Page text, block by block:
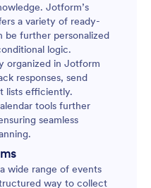
Jotform’s
a variety of ready-
be further personalized
logic.
organized in Jotform
responses, send
lists efficiently.
tools further
seamless
wide range of events
way to collect